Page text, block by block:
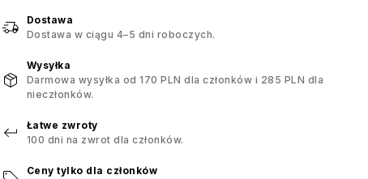
Dostawa
Dostawa w ciągu 4–5 dni roboczych.
Wysyłka
Darmowa wysyłka od 170 PLN dla członków i 285 PLN dla
nieczłonków.
Łatwe zwroty
100 dni na zwrot dla członków.
Ceny tylko dla członków